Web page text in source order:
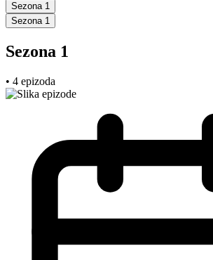
Sezona 1
Sezona 1
Sezona 1
• 4 epizoda